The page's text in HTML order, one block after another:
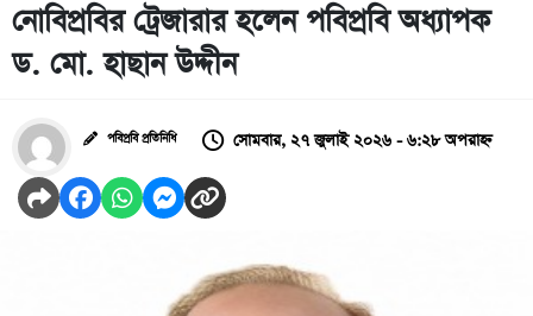
নোবিপ্রবির ট্রেজারার হলেন পবিপ্রবি অধ্যাপক
ড. মো. হাছান উদ্দীন
পবিপ্রবি প্রতিনিধি সোমবার, ২৭ জুলাই ২০২৬ - ৬:২৮ অপরাহ্ন